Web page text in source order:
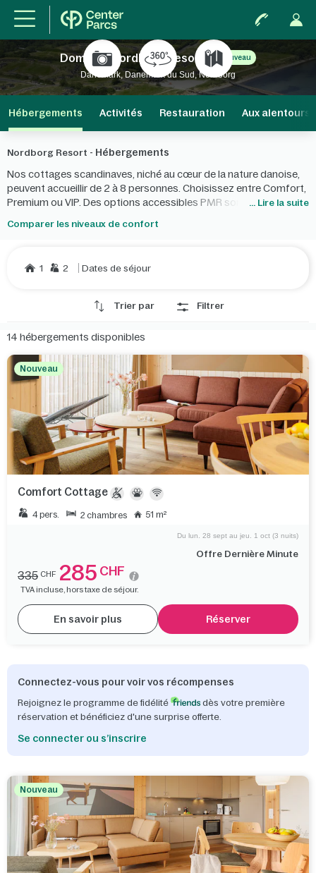
Domaine Nordborg Resort Nouveau
Danemark, Danemark du Sud, Nordborg
Hébergements Activités Restauration Aux alentours
Nordborg Resort - Hébergements
Nos cottages scandinaves, niché au cœur de la nature danoise,
peuvent accueillir de 2 à 8 personnes. Choisissez entre Comfort,
Premium ou VIP. Des options accessibles PMR sont aussi... Lire la suite
Comparer les niveaux de confort
1 2 Dates de séjour
Trier par Filtrer
14 hébergements disponibles
Nouveau
Comfort Cottage
4 pers. 2 chambres 51 m²
Offre Dernière Minute
Du lun. 28 sept au jeu. 1 oct (3 nuits)
335 CHF 285 CHF
TVA incluse, hors taxe de séjour.
En savoir plus Réserver
Connectez-vous pour voir vos récompenses
Rejoignez le programme de fidélité
dès votre première
réservation et bénéficiez d'une surprise offerte.
Se connecter ou s’inscrire
Nouveau